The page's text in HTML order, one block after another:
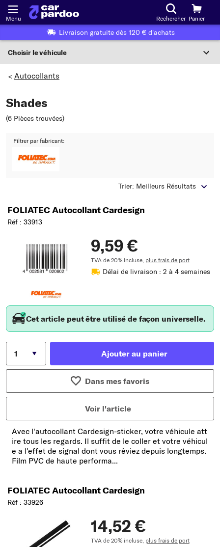
Menu Rechercher Panier
Livraison gratuite dès 120 € d'achats
Choisir le véhicule
Choix du fabricant
Choix du type
> Autocollants
Shades
(6 Pièces trouvées)
Filtrer par fabricant:
Trier: Meilleurs Résultats
FOLIATEC Autocollant Cardesign
Réf : 33913
9,59 €
TVA de 20% incluse, plus frais de port
Délai de livraison : 2 à 4 semaines
Cet article peut être utilisé de façon universelle.
Ajouter au panier
Dans mes favoris
Voir l'article
Avec l'autocollant Cardesign-sticker, votre véhicule att
ire tous les regards. Il suffit de le coller et votre véhicul
e a l'effet de signal dont vous rêviez depuis longtemps.
Film PVC de haute performa...
FOLIATEC Autocollant Cardesign
Réf : 33926
14,52 €
TVA de 20% incluse, plus frais de port